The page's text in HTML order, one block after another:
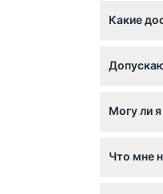
Какие
Все, кто
Могу ли
Что мне